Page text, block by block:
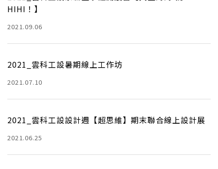
HIHI！】
2021.09.06
2021_雲科工設暑期線上工作坊
2021.07.10
2021_雲科工設設計週【超思維】期末聯合線上設計展
2021.06.25